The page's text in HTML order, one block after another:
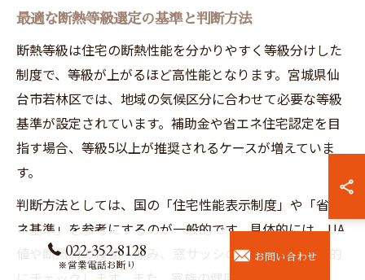
最適な断熱等級選定の基準と判断方法
断熱等級は住宅の断熱性能を分かりやすく等級分けした
制度で、等級が上がるほど高性能となります。宮城県仙
台市若林区では、地域の気候区分に合わせて必要な等級
基準が設定されています。補助金や省エネ住宅認定を目
指す場合、等級5以上が推奨されるケースが増えていま
す。
判断方法としては、国の「住宅性能表示制度」や「省エ
ネ基準」を参考にするのが一般的です。具体的には、UA
値や断熱材の種類・厚み、窓サッシの性能などを総合的
022-352-8128
※営業電話お断り
お問い合わせ